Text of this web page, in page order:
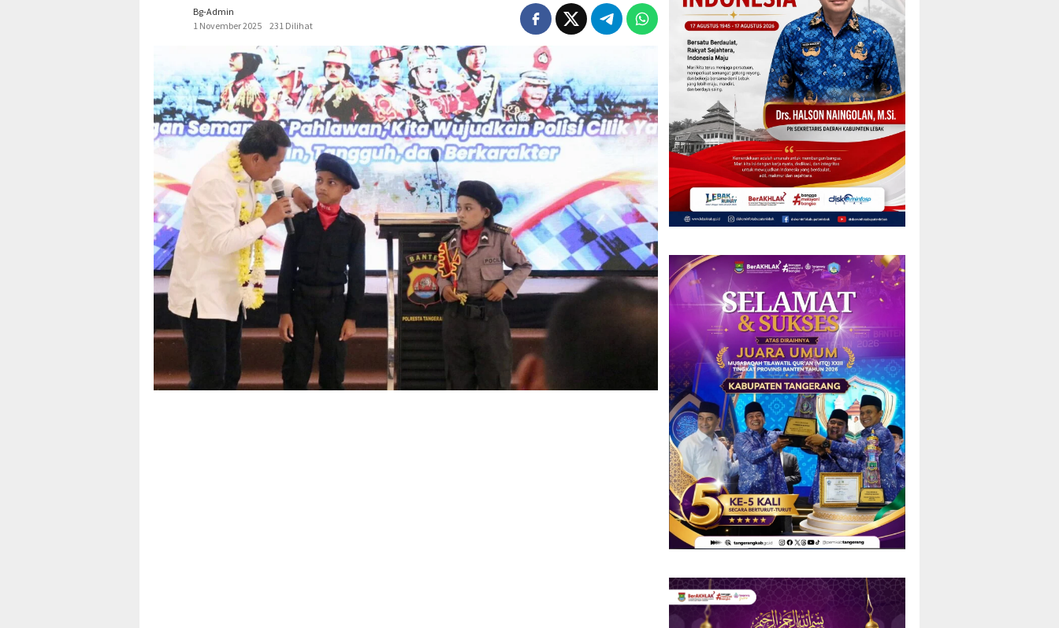
Bg-Admin
1 November 2025
231 Dilihat